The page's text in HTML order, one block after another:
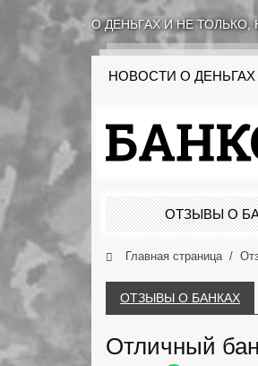
О ДЕНЬГАХ И НЕ ТОЛЬКО,
НОВОСТИ О ДЕНЬГАХ
ОТЗЫВЫ О
Главная страница
ОТЗЫВЫ О БАНКАХ
Отличный